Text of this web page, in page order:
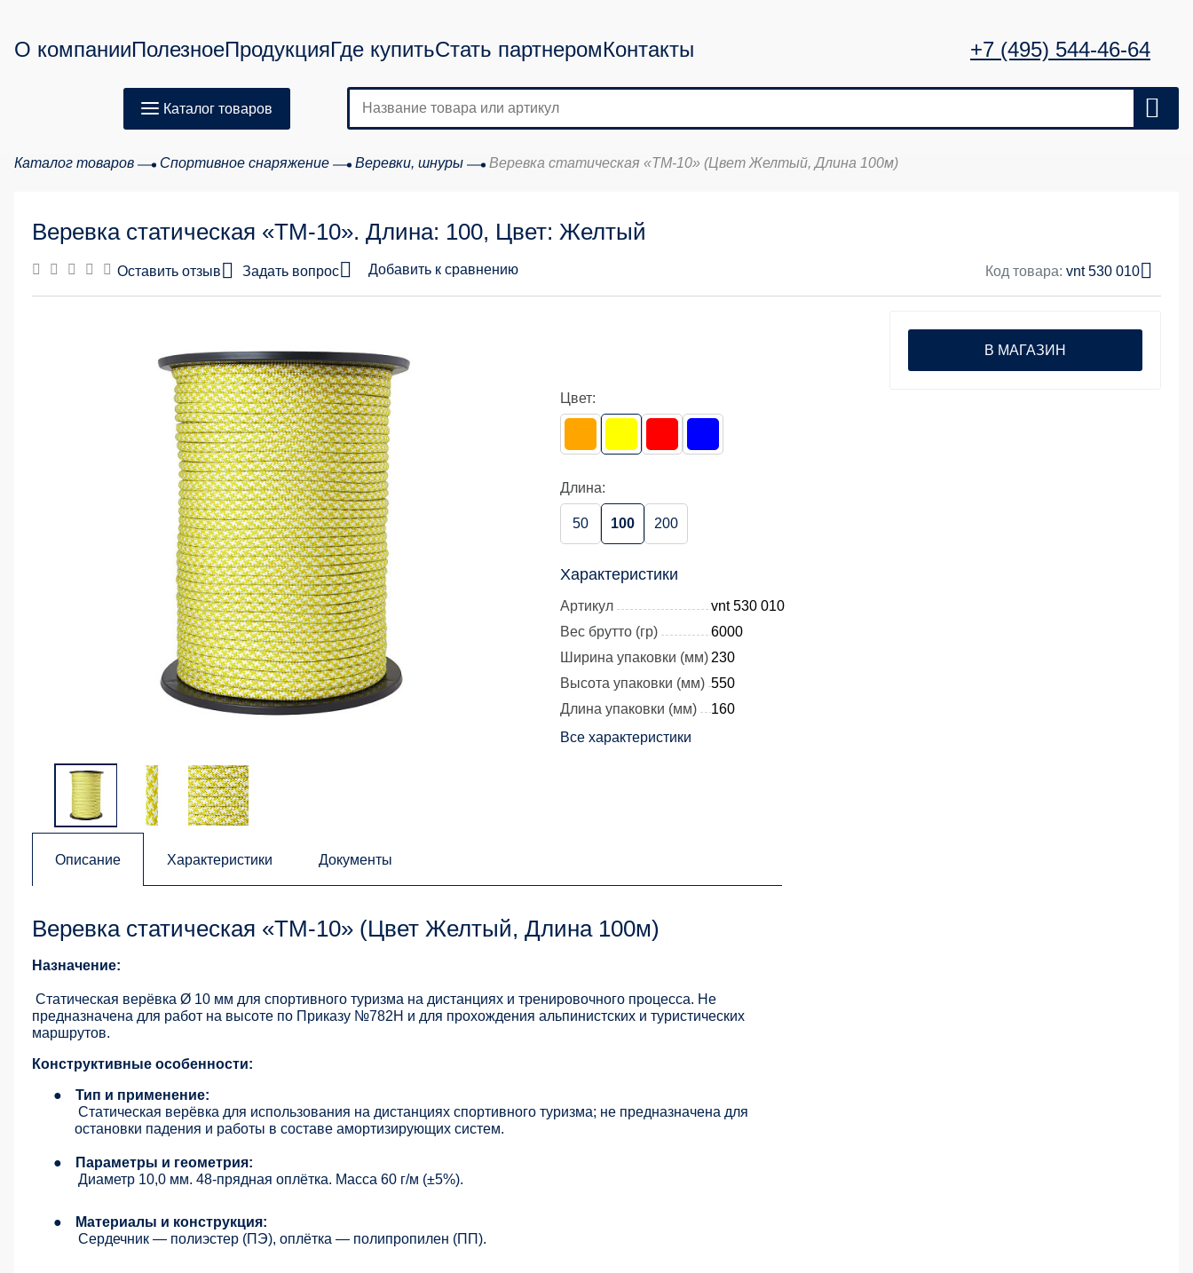
О компанииПолезноеПродукцияГде купитьСтать партнеромКонтакты +7 (495) 544-46-64
Каталог товаров
Каталог товаров Спортивное снаряжение Веревки, шнуры Веревка статическая «ТМ-10» (Цвет Желтый, Длина 100м)
Веревка статическая «ТМ-10». Длина: 100, Цвет: Желтый
Оставить отзыв Задать вопрос Добавить к сравнению Код товара: vnt 530 010
Цвет:
Длина:
50 100 200
Характеристики
Артикул
vnt 530 010
Вес брутто (гр)
6000
Ширина упаковки (мм) 230
Высота упаковки (мм) 550
Длина упаковки (мм)
160
Все характеристики
В МАГАЗИН
Описание Характеристики Документы
Веревка статическая «ТМ-10» (Цвет Желтый, Длина 100м)
Назначение:
Статическая верёвка Ø 10 мм для спортивного туризма на дистанциях и тренировочного процесса. Не
предназначена для работ на высоте по Приказу №782Н и для прохождения альпинистских и туристических
маршрутов.
Конструктивные особенности:
●
Тип и применение:
Статическая верёвка для использования на дистанциях спортивного туризма; не предназначена для
остановки падения и работы в составе амортизирующих систем.
●
Параметры и геометрия:
Диаметр 10,0 мм. 48-прядная оплётка. Масса 60 г/м (±5%).
●
Материалы и конструкция:
Сердечник — полиэстер (ПЭ), оплётка — полипропилен (ПП).